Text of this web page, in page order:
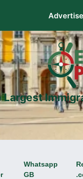
Largest
Whatsapp
GB